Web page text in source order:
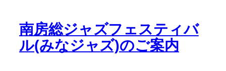
南房総ジャズフェスティバ
ル(みなジャズ)のご案内